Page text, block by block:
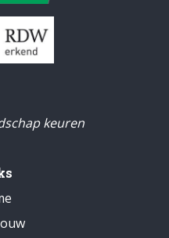
keuren